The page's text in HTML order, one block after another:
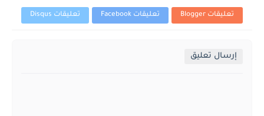
تعليقات Blogger تعليقات Facebook تعليقات Disqus
إرسال تعليق